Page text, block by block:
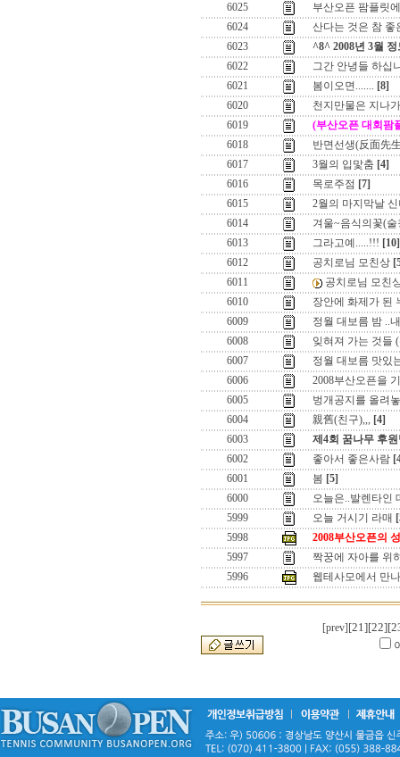
6025
부산오픈 팜플릿
6024
산다는 것은 참 좋
6023
^8^ 2008년 3월
6022
그간 안녕들 하십
6021
봄이오면....... [8]
6020
천지만물은 지나
6019
(부산오픈 대회팜
6018
반면선생(反面先
6017
3월의 입맟춤 [4]
6016
목로주점 [7]
6015
2월의 마지막날
6014
겨울~음식의꽃(
6013
그라고예.....!!! [10]
6012
공치로님 모친상
6011
공치로님 모친
6010
장안에 화제가 된
6009
정월 대보름 밤 ..
6008
잊혀져 가는 것들
6007
정월 대보름 맛있
6006
2008부산오픈을
6005
벙개공지를 올려
6004
親舊(친구),,, [4]
6003
제4회 꿈나무 후
6002
좋아서 좋은사람
6001
봄 [5]
6000
오늘은..발렌타인
5999
오늘 거시기 라매
5998
2008부산오픈의
5997
짝꿍에 자아를 위
5996
웹테사모에서 만
[prev] [21][22]